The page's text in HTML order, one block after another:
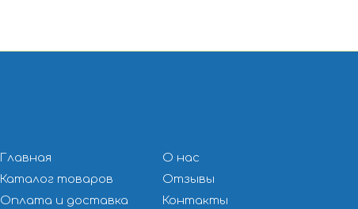
Главная
Каталог товаров
Оплата и доставка
О нас
Отзывы
Контакты